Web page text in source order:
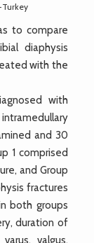
Turkey
to compare
diaphysis
with the
with
and 30
1 comprised
and Group
fractures
both groups
duration of
valgus,